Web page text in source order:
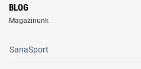
BLOG
Magazinunk
SanaSport